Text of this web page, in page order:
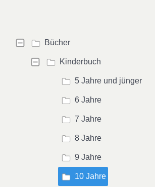
Bücher
Kinderbuch
5 Jahre und jünger
6 Jahre
7 Jahre
8 Jahre
9 Jahre
10 Jahre